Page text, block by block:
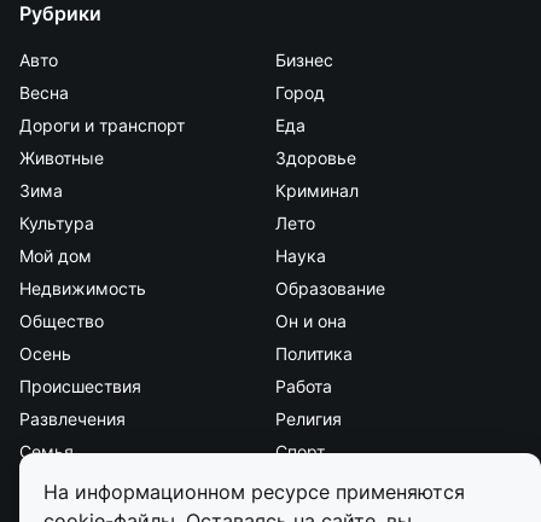
На информационном ресурсе применяются
Рубрики
Авто
Бизнес
Весна
Город
Дороги и транспорт
Еда
Животные
Здоровье
Зима
Криминал
Культура
Лето
Мой дом
Наука
Недвижимость
Образование
Общество
Он и она
Осень
Политика
Происшествия
Работа
Развлечения
Религия
Семья
Спорт
Стиль и красота
Страна и мир
Экология
Экономика